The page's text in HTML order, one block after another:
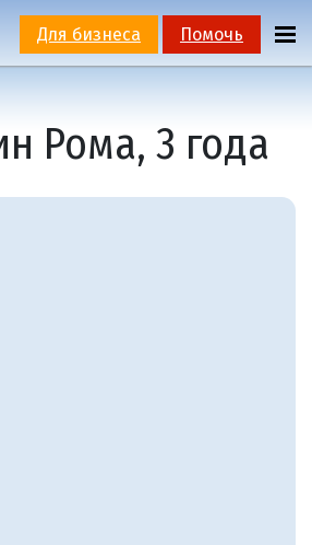
Для бизнеса Помочь
Рома, 3 года